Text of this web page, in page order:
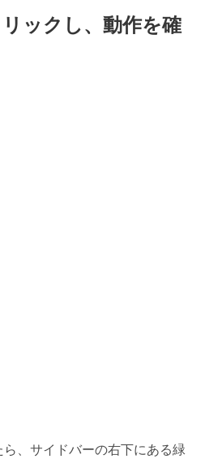
ックし、動作を確
、サイドバーの右下にある緑